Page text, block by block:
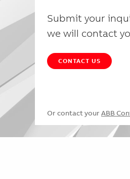
Submit your
we will contact
CONTACT US
Or contact your ABB